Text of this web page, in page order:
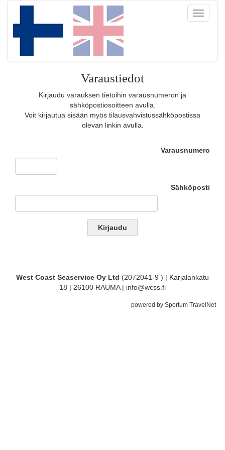
Toggle
Varaustiedot
Kirjaudu varauksen tietoihin varausnumeron ja
sähköpostiosoitteen avulla.
Voit kirjautua sisään myös tilausvahvistussähköpostissa
olevan linkin avulla.
Varausnumero
Sähköposti
West Coast Seaservice Oy Ltd (2072041-9 ) | Karjalankatu
18 | 26100 RAUMA | info@wcss.fi
powered by Sportum TravelNet